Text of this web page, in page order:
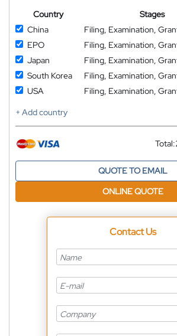
Country
Stages
China
Filing, Examination,
EPO
Filing, Examination,
Japan
Filing, Examination,
South Korea
Filing, Examination,
USA
Filing, Examination,
+ Add country
Total:
QUOTE TO EMAIL
ONLINE QUOTE
Contact Us